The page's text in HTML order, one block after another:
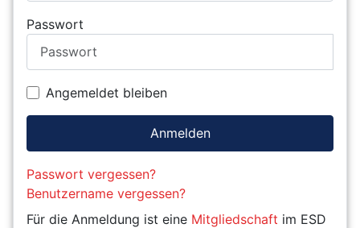
Passwort
Angemeldet bleiben
Anmelden
Passwort vergessen?
Benutzername vergessen?
Für die Anmeldung ist eine Mitgliedschaft im ESD